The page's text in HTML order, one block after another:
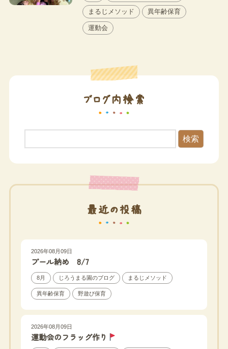
まるじメソッド 異年齢保育
運動会
ブログ内検索
検索
最近の投稿
2026年08月09日
プール納め 8/7
8月 じろうまる園のブログ まるじメソッド
異年齢保育 野遊び保育
2026年08月09日
運動会のフラッグ作り